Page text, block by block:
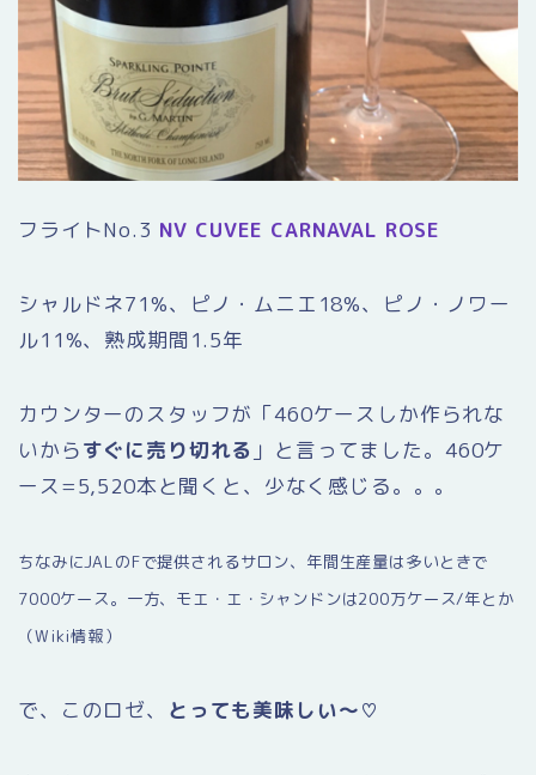
フライトNo.3 NV CUVEE CARNAVAL ROSE
シャルドネ71%、ピノ・ムニエ18%、ピノ・ノワー
ル11%、熟成期間1.5年
カウンターのスタッフが「460ケースしか作られな
いからすぐに売り切れる 」と言ってました。460ケ
ース=5,520本と聞くと、少なく感じる。。。
ちなみにJALのFで提供されるサロン、年間生産量は多いときで
7000ケース。一方、モエ・エ・シャンドンは200万ケース/年とか
（Wiki情報）
で、このロゼ、 とっても美味しい〜♡